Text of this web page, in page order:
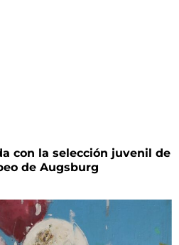
con la selección juvenil de
de Augsburg